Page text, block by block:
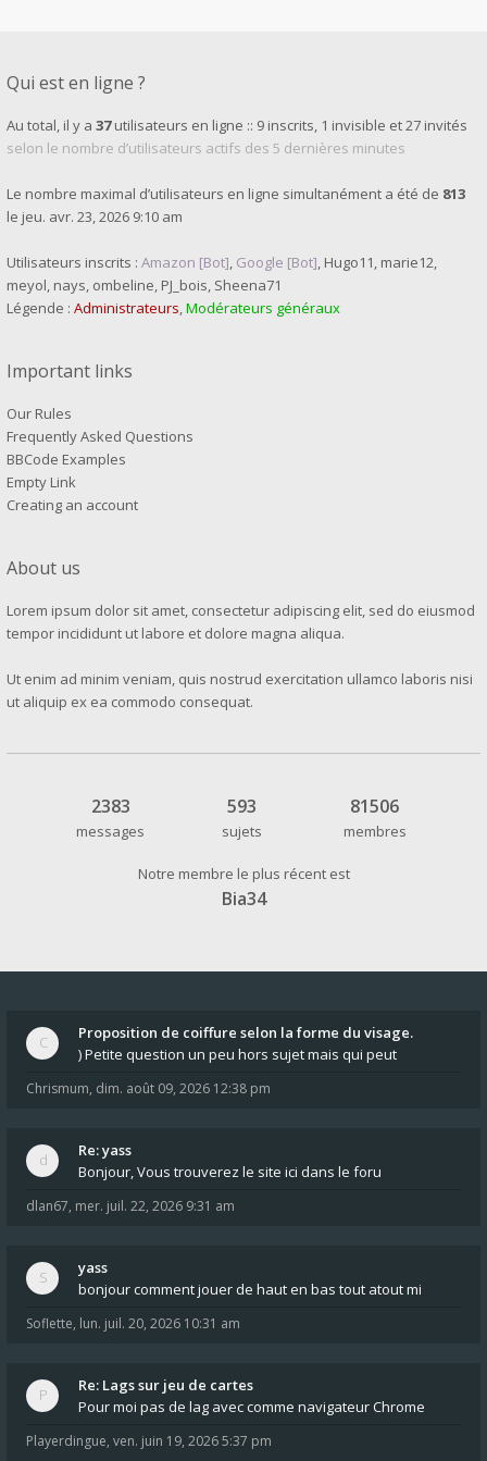
Qui est en ligne ?
Au total, il y a 37utilisateurs en ligne :: 9 inscrits, 1 invisible et 27 invités
selon le nombre d’utilisateurs actifs des 5 dernières minutes
Le nombre maximal d’utilisateurs en ligne simultanément a été de 813
le jeu. avr. 23, 2026 9:10 am
Utilisateurs inscrits : Amazon [Bot], Google [Bot], Hugo11, marie12,
meyol, nays, ombeline, PJ_bois, Sheena71
Légende : Administrateurs,Modérateurs généraux
Important links
Our Rules
Frequently Asked Questions
BBCode Examples
Empty Link
Creating an account
About us
Lorem ipsum dolor sit amet, consectetur adipiscing elit, sed do eiusmod
tempor incididunt ut labore et dolore magna aliqua.
Ut enim ad minim veniam, quis nostrud exercitation ullamco laboris nisi
ut aliquip ex ea commodo consequat.
2383
messages
593
sujets
81506
membres
Notre membre le plus récent est
Bia34
Proposition de coiffure selon la forme du visage.
) Petite question un peu hors sujet mais qui peut
Chrismum, dim. août 09, 2026 12:38 pm
Re: yass
Bonjour, Vous trouverez le site ici dans le foru
dlan67, mer. juil. 22, 2026 9:31 am
yass
bonjour comment jouer de haut en bas tout atout mi
Soflette, lun. juil. 20, 2026 10:31 am
Re: Lags sur jeu de cartes
Pour moi pas de lag avec comme navigateur Chrome
Playerdingue, ven. juin 19, 2026 5:37 pm